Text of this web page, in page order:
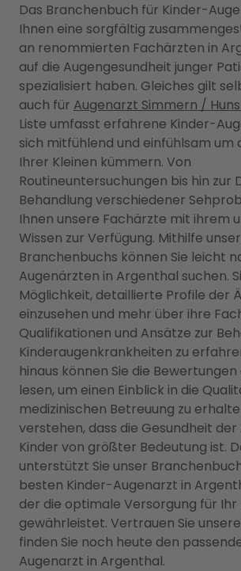
Das Branchenbuch für Kinder-
Ihnen eine sorgfältig
an renommierten Fachärzten in
auf die Augengesundheit junger
spezialisiert haben. Gleiches gilt
auch für Augenarzt Simmern /
Liste umfasst erfahrene Kinder-
sich mitfühlend und einfühlsam um
Ihrer Kleinen kümmern. Von
Routineuntersuchungen bis hin zur
Behandlung verschiedener
Ihnen unsere Fachärzte mit ihrem
Wissen zur Verfügung. Mithilfe
Branchenbuchs können Sie leicht
Augenärzten in Argenthal suchen.
Möglichkeit, detaillierte Profile der
einzusehen und mehr über ihre
Qualifikationen und Ansätze zur
Kinderaugenkrankheiten zu
hinaus können Sie die
lesen, um einen Einblick in die
medizinischen Betreuung zu
verstehen, dass die Gesundheit
Kinder von größter Bedeutung ist.
unterstützt Sie unser
besten Kinder-Augenarzt in
der die optimale Versorgung für Ihr
gewährleistet. Vertrauen Sie
finden Sie noch heute den
Augenarzt in Argenthal.